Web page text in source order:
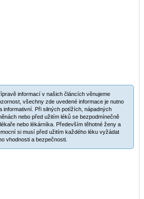
informací v našich článcích věnujeme
všechny zde uvedené informace je nutno
informativní. Při silných potížích, nápadných
nebo před užitím léků se bezpodmínečně
nebo lékárníka. Především těhotné ženy a
si musí před užitím každého léku vyžádat
vhodnosti a bezpečnosti.